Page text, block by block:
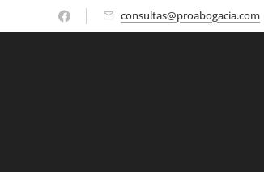
consultas@proabogacia.com